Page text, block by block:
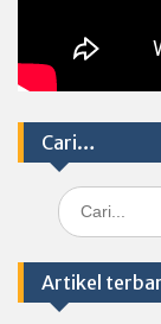
Cari…
Search
for:
Artikel